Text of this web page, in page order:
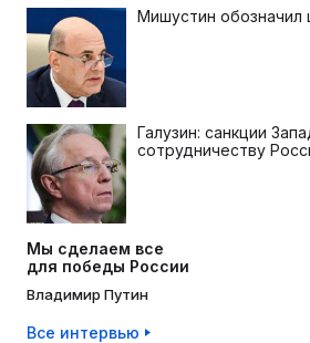
Мишустин обозначил
Галузин: санкции
сотрудничеству
Мы сделаем все
для победы России
Владимир Путин
Все интервью